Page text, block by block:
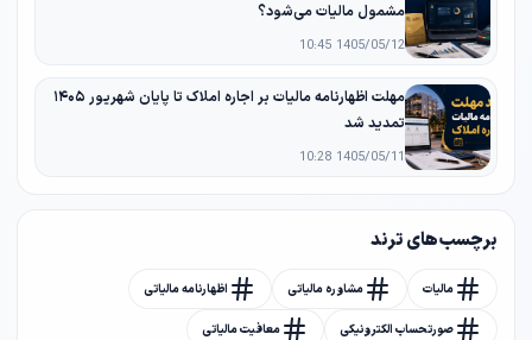
مشمول مالیات می‌شود؟
1405/05/12 10:45
مهلت اظهارنامه مالیات بر اجاره املاک تا پایان شهریور ۱۴۰۵
تمدید شد
1405/05/11 10:28
برچسب های ترند
مالیات مشاوره مالیاتی اظهارنامه مالیاتی
صورتحساب الکترونیکی معافیت مالیاتی